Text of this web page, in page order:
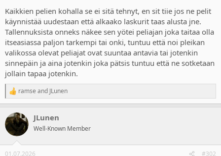
Kaikkien pelien kohalla se ei sitä tehnyt, en sit tiie jos ne pelit
käynnistää uudestaan että alkaako laskurit taas alusta jne.
Tallennuksista onneks näkee sen yötei peliajan joka taitaa olla
itseasiassa paljon tarkempi tai onki, tuntuu että noi pleikan
valikossa olevat peliajat ovat suuntaa antavia tai jotenkin
sinnepäin ja aina jotenkin joka pätsis tuntuu että ne sotketaan
jollain tapaa jotenkin.
R
e
c
i
ramse and JLunen
JLunen
Well-Known Member
01.07.2026 #302